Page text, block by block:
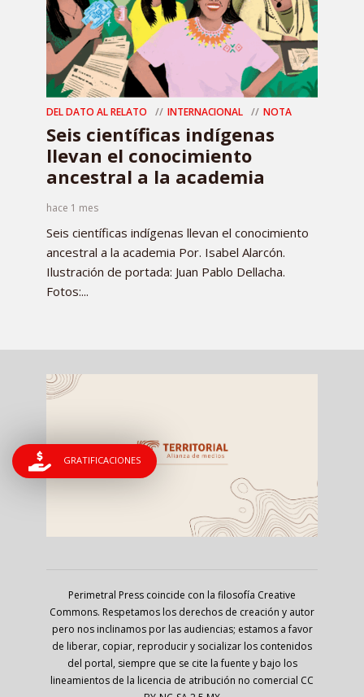
DEL DATO AL RELATO INTERNACIONAL NOTA
Seis científicas indígenas
llevan el conocimiento
ancestral a la academia
hace 1 mes
Seis científicas indígenas llevan el conocimiento
ancestral a la academia Por. Isabel Alarcón.
Ilustración de portada: Juan Pablo Dellacha.
Fotos:...
Perimetral Press coincide con la filosofía Creative
Commons. Respetamos los derechos de creación y autor
pero nos inclinamos por las audiencias; estamos a favor
de liberar, copiar, reproducir y socializar los contenidos
del portal, siempre que se cite la fuente y bajo los
lineamientos de la licencia de atribución no comercial CC
GRATIFICACIONES